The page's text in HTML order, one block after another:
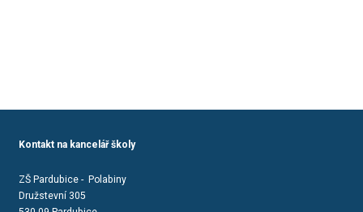
Kontakt na kancelář školy
ZŠ Pardubice - Polabiny
Družstevní 305